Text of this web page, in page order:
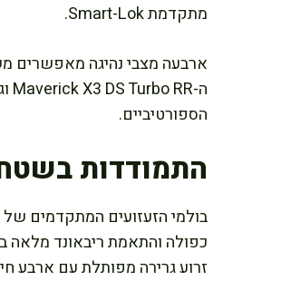
מתקדמת Smart-Lok.
ארבעה מצבי נהיגה מאפשרים
הספורטיביים.
התמודדות בשטח
זרוע גרירה מפותלת עם ארבע